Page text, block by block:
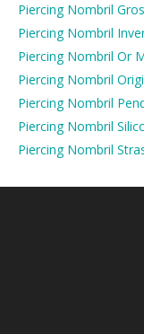
Piercing Nombril
Piercing Nombril
Piercing Nombril Or
Piercing Nombril
Piercing Nombril
Piercing Nombril
Piercing Nombril